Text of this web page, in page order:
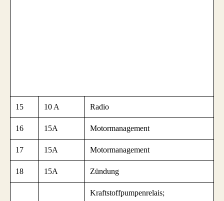
15 10 A Radio
16 15A Motormanagement
17 15A Motormanagement
18 15A Zündung
Kraftstoffpumpenrelais;